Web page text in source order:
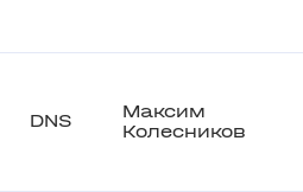
DNS
Максим
Колесников